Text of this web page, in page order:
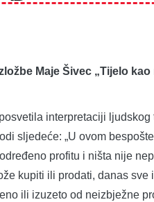
Maje Šivec „Tijelo kao
interpretaciji
sljedeće: „U ovom
profitu i ništa nije
kupiti ili prodati, danas sve
ili izuzeto od neizbježne